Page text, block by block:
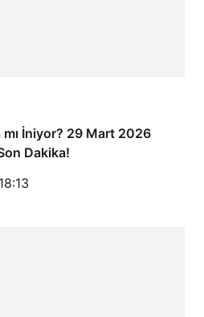
İniyor? 29 Mart 2026
Dakika!